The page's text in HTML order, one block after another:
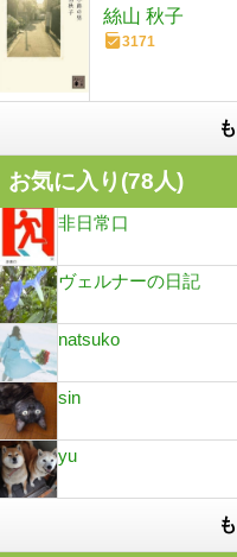
絲山 秋子
3171
お気に入り(78人)
非日常口
ヴェルナーの日記
natsuko
sin
yu